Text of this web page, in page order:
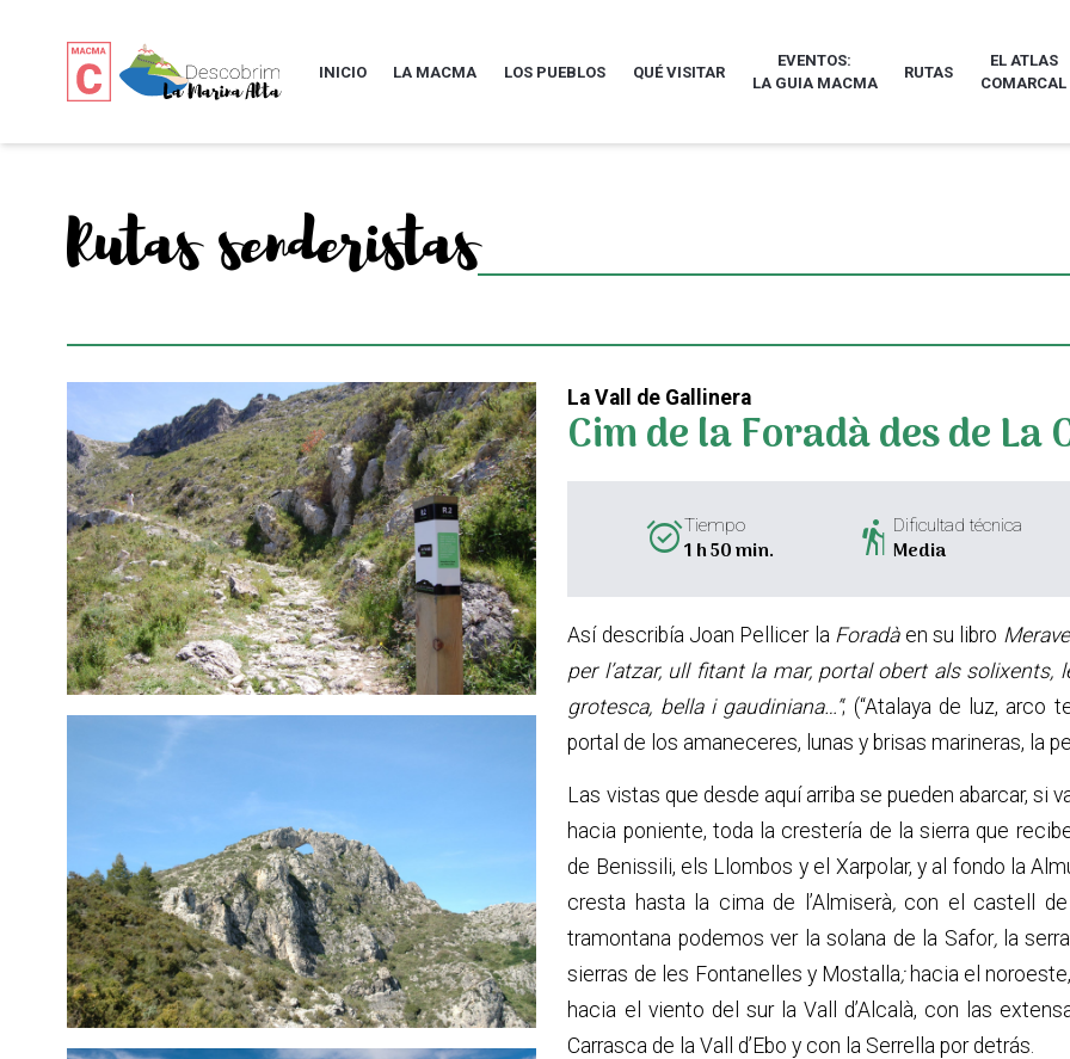
INICIO LA MACMA LOS PUEBLOS QUÉ VISITAR
EVENTOS:
LA GUIA MACMA
RUTAS
EL ATLAS
COMARCAL
Rutas senderistas
La Vall de Gallinera
Cim de la Foradà des de La
alarm_onTiempo
1 h 50 min. hikingDificultad técnica
Media
Así describía Joan Pellicer la Foradà en su libro
per l’atzar, ull fitant la mar, portal obert als solixents,
grotesca, bella i gaudiniana…”; (“Atalaya de luz, arco
portal de los amaneceres, lunas y brisas marineras, la
Las vistas que desde aquí arriba se pueden abarcar, si
hacia poniente, toda la crestería de la sierra que
de Benissili, els Llombos y el Xarpolar, y al fondo la
cresta hasta la cima de
l’Almiserà,con el castell de
tramontana podemos ver la solana de la Safor,la
sierras de les Fontanelles y Mostalla;hacia el
hacia el viento del sur la Vall d’Alcalà, con las
Carrasca de la Vall d’Ebo y con la Serrella por detrás.